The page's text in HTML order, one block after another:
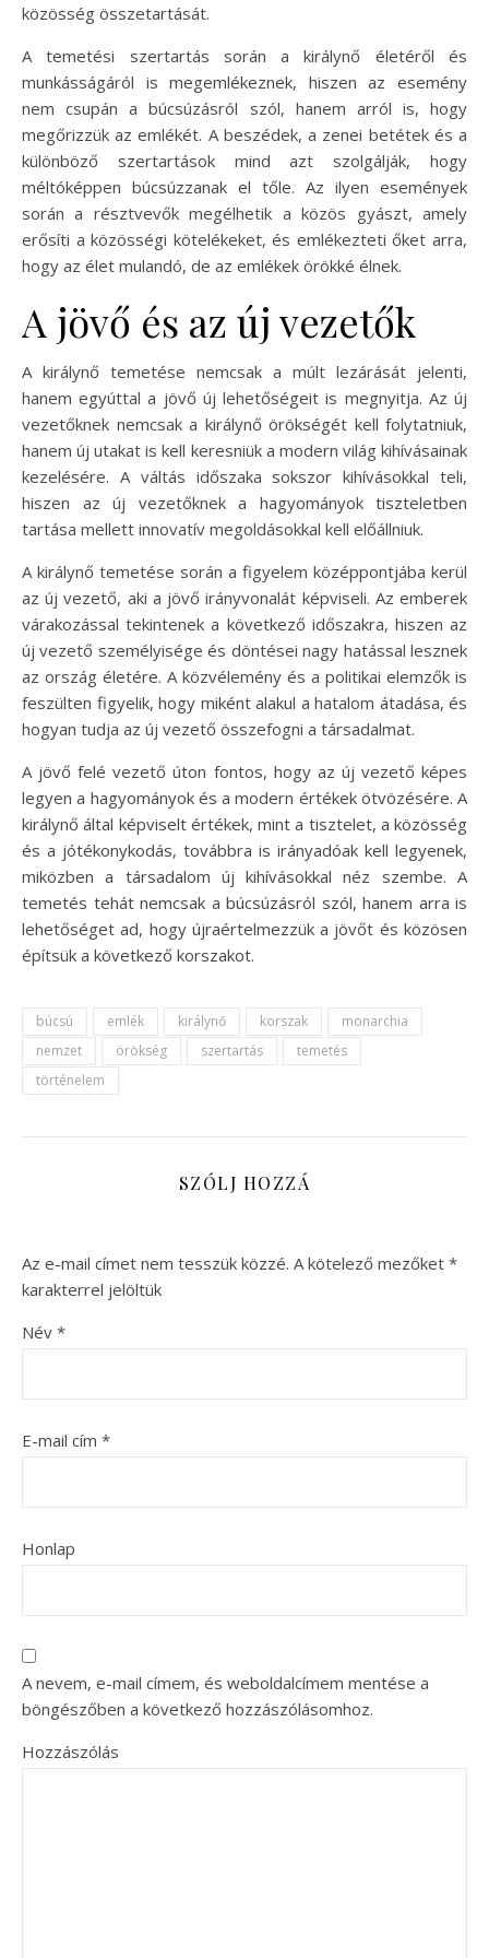
közösség összetartását.
A temetési szertartás során a királynő életéről és
munkásságáról is megemlékeznek, hiszen az esemény
nem csupán a búcsúzásról szól, hanem arról is, hogy
megőrizzük az emlékét. A beszédek, a zenei betétek és a
különböző szertartások mind azt szolgálják, hogy
méltóképpen búcsúzzanak el tőle. Az ilyen események
során a résztvevők megélhetik a közös gyászt, amely
erősíti a közösségi kötelékeket, és emlékezteti őket arra,
hogy az élet mulandó, de az emlékek örökké élnek.
A jövő és az új vezetők
A királynő temetése nemcsak a múlt lezárását jelenti,
hanem egyúttal a jövő új lehetőségeit is megnyitja. Az új
vezetőknek nemcsak a királynő örökségét kell folytatniuk,
hanem új utakat is kell keresniük a modern világ kihívásainak
kezelésére. A váltás időszaka sokszor kihívásokkal teli,
hiszen az új vezetőknek a hagyományok tiszteletben
tartása mellett innovatív megoldásokkal kell előállniuk.
A királynő temetése során a figyelem középpontjába kerül
az új vezető, aki a jövő irányvonalát képviseli. Az emberek
várakozással tekintenek a következő időszakra, hiszen az
új vezető személyisége és döntései nagy hatással lesznek
az ország életére. A közvélemény és a politikai elemzők is
feszülten figyelik, hogy miként alakul a hatalom átadása, és
hogyan tudja az új vezető összefogni a társadalmat.
A jövő felé vezető úton fontos, hogy az új vezető képes
legyen a hagyományok és a modern értékek ötvözésére. A
királynő által képviselt értékek, mint a tisztelet, a közösség
és a jótékonykodás, továbbra is irányadóak kell legyenek,
miközben a társadalom új kihívásokkal néz szembe. A
temetés tehát nemcsak a búcsúzásról szól, hanem arra is
lehetőséget ad, hogy újraértelmezzük a jövőt és közösen
építsük a következő korszakot.
búcsú emlék királynő korszak
monarchia
nemzet
örökség szertartás
temetés
történelem
SZÓLJ HOZZÁ
Az e-mail címet nem tesszük közzé. A kötelező mezőket *
karakterrel jelöltük
Név *
E-mail cím *
Honlap
A nevem, e-mail címem, és weboldalcímem mentése a
böngészőben a következő hozzászólásomhoz.
Hozzászólás